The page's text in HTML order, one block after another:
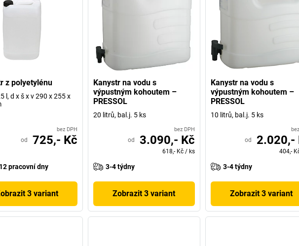
z polyetylénu
l, d x š x v 290 x 255 x
bez DPH
od 725,- Kč
pracovní dny
3 variant
Kanystr na vodu s
výpustným kohoutem –
PRESSOL
20 litrů, bal.j. 5 ks
bez DPH
od 3.090,- Kč
618,- Kč / ks
3-4 týdny
Zobrazit 3 variant
Kanystr na vodu s
výpustným kohoutem –
PRESSOL
10 litrů, bal.j. 5 ks
od 2.020,-
404,-
3-4 týdny
Zobrazit 3 variant